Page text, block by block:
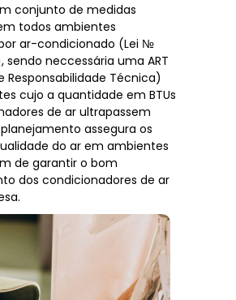
conjunto de medidas
todos ambientes
ar-condicionado (Lei №
sendo neccessária uma ART
Responsabilidade Técnica)
cujo a quantidade em BTUs
de ar ultrapassem
assegura os
do ar em ambientes
de garantir o bom
dos condicionadores de ar